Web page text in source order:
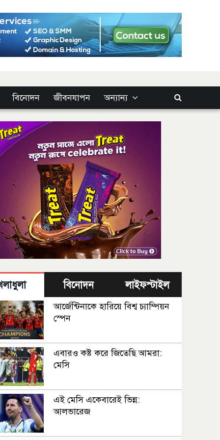
বিনোদন জীবনযাপন অন্যান্য
বিনোদন লাইফস্টাইল
আর্জেন্টিনাকে হারিয়ে বিশ্ব চ্যাম্পিয়ন
স্পেন
এবারও কষ্ট করে জিতেছি আমরা:
মেসি
এই মেসি একেবারেই ভিন্ন:
আলভারেজ